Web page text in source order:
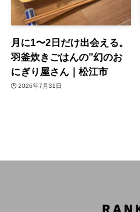
月に1〜2日だけ出会える。
羽釜炊きごはんの”幻のお
にぎり屋さん｜松江市
2026年7月31日